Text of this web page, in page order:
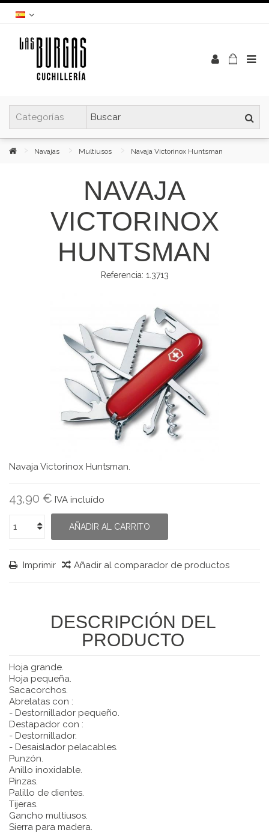
Navajas Multiusos Navaja Victorinox Huntsman
NAVAJA
VICTORINOX
HUNTSMAN
Referencia: 1.3713
Navaja Victorinox Huntsman.
43,90 € IVA incluído
AÑADIR AL CARRITO
Imprimir Añadir al comparador de productos
DESCRIPCIÓN DEL
PRODUCTO
Hoja grande.
Hoja pequeña.
Sacacorchos.
Abrelatas con :
- Destornillador pequeño.
Destapador con :
- Destornillador.
- Desaislador pelacables.
Punzón.
Anillo inoxidable.
Pinzas.
Palillo de dientes.
Tijeras.
Gancho multiusos.
Sierra para madera.